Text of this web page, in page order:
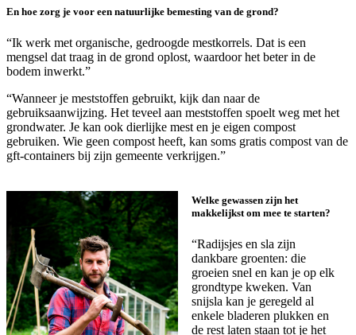
En hoe zorg je voor een natuurlijke bemesting van de grond?
“Ik werk met organische, gedroogde mestkorrels. Dat is een
mengsel dat traag in de grond oplost, waardoor het beter in de
bodem inwerkt.”
“Wanneer je meststoffen gebruikt, kijk dan naar de
gebruiksaanwijzing. Het teveel aan meststoffen spoelt weg met het
grondwater. Je kan ook dierlijke mest en je eigen compost
gebruiken. Wie geen compost heeft, kan soms gratis compost van de
gft-containers bij zijn gemeente verkrijgen.”
Welke gewassen zijn het
makkelijkst om mee te starten?
“Radijsjes en sla zijn
dankbare groenten: die
groeien snel en kan je op elk
grondtype kweken. Van
snijsla kan je geregeld al
enkele bladeren plukken en
de rest laten staan tot je het